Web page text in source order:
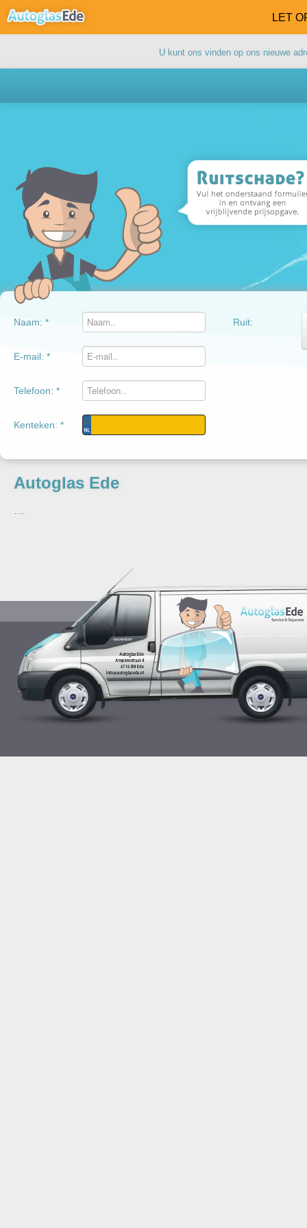
LET
U kunt ons vinden op ons nieuwe
Naam: *
E-mail: *
Telefoon: *
Kenteken: *
Ruit:
Autoglas Ede
….